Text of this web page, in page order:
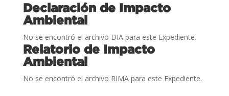
Declaración de Impacto
Ambiental
No se encontró el archivo DIA para este Expediente.
Relatorio de Impacto
Ambiental
No se encontró el archivo RIMA para este Expediente.